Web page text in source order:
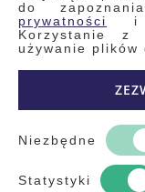
do
prywatności
Korzystanie z
używanie plików
Niezbędne
Statystyki
Zamówienia
Skontaktuj się z
Odstąp od umowy
Kontakt